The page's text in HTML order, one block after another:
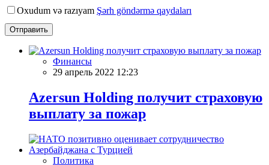
Oxudum və razıyam Şərh göndərmə qaydaları
Отправить
Финансы
29 апрель 2022 12:23
Azersun Holding получит страховую
выплату за пожар
Политика